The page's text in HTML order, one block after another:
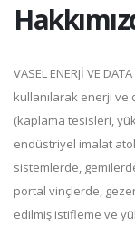
VASEL ENERJİ VE
kullanılarak enerji
(kaplama tesisleri,
endüstriyel imalat
sistemlerde,
portal vinçlerde,
edilmiş istifleme ve